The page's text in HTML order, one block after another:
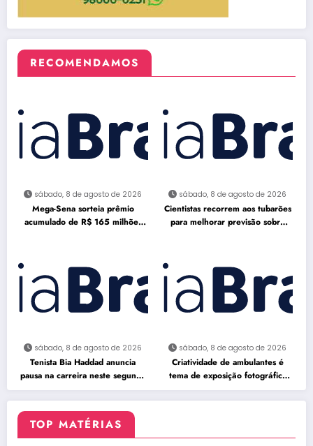
RECOMENDAMOS
sábado, 8 de agosto de 2026
Mega-Sena sorteia prêmio
acumulado de R$ 165 milhões
sábado, 8 de agosto de 2026
Cientistas recorrem aos tubarões
para melhorar previsão sobre
sábado, 8 de agosto de 2026
Tenista Bia Haddad anuncia
pausa na carreira neste segundo
semestre
sábado, 8 de agosto de 2026
Criatividade de ambulantes é
tema de exposição fotográfica
no Rio
TOP MATÉRIAS